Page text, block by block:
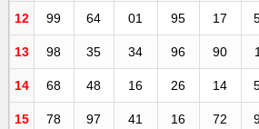
12 99 64 01 95 17
13 98 35 34 96 90
14 68 48 16 26 14
15 78 97 41 16 72